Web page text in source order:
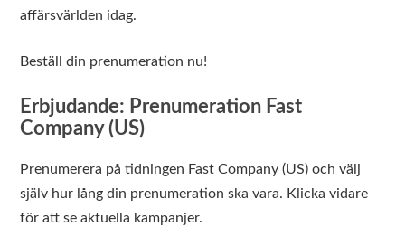
affärsvärlden idag.
Beställ din prenumeration nu!
Erbjudande: Prenumeration Fast
Company (US)
Prenumerera på tidningen Fast Company (US) och välj
själv hur lång din prenumeration ska vara. Klicka vidare
för att se aktuella kampanjer.